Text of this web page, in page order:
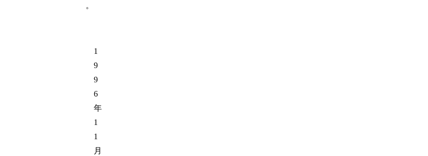
。
1
9
9
6
年
1
1
月